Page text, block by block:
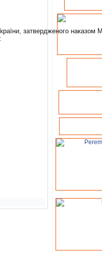
затвердженого наказом